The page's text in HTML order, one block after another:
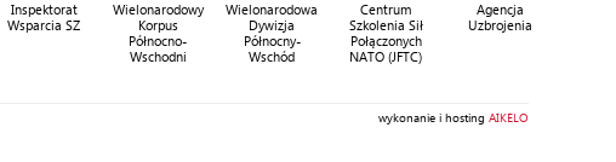
Inspektorat
Wsparcia SZ
Wielonarodowy
Korpus
Północno-
Wschodni
Wielonarodowa
Dywizja
Północny-
Wschód
Centrum
Szkolenia Sił
Połączonych
NATO (JFTC)
Agencja
Uzbrojenia
wykonanie i hosting AIKELO